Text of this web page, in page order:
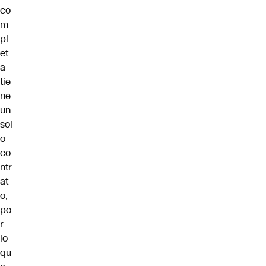
co
m
pl
et
a
tie
ne
un
sol
o
co
ntr
at
o,
po
r
lo
qu